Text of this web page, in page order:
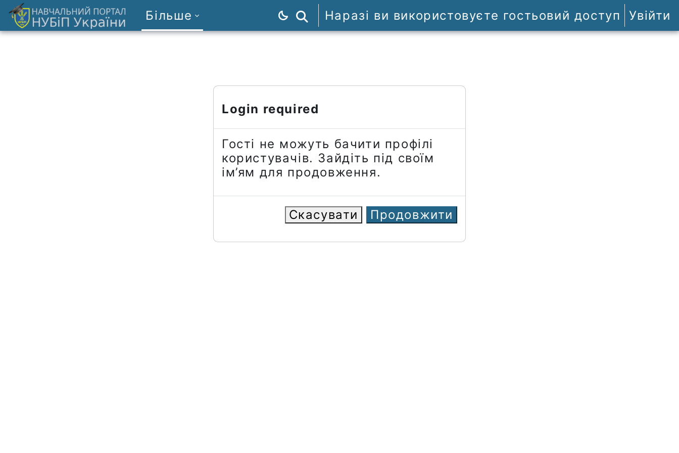
Перейти до головного вмісту
Більше Пошук курсів
Наразі ви використовуєте гостьовий доступ Увійти
Login required
Гості не можуть бачити профілі
користувачів. Зайдіть під своїм
ім’ям для продовження.
Скасувати Продовжити